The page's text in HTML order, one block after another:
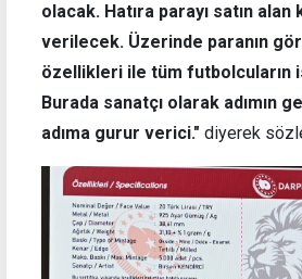
olacak. Hatıra parayı satın
verilecek. Üzerinde paranın
özellikleri ile tüm futbolcuların
Burada sanatçı olarak adımın
adıma gurur verici." diyerek